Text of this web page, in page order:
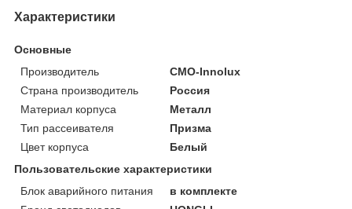
Характеристики
Основные
Производитель
CMO-Innolux
Страна производитель
Россия
Материал корпуса
Металл
Тип рассеивателя
Призма
Цвет корпуса
Белый
Пользовательские характеристики
Блок аварийного питания
в комплекте